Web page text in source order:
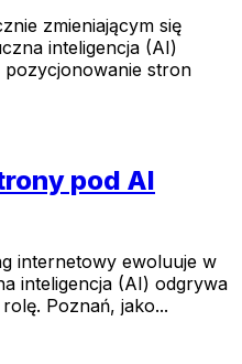
zmieniającym się
inteligencja (AI)
stron
pod AI
internetowy ewoluuje w
inteligencja (AI) odgrywa
Poznań, jako...